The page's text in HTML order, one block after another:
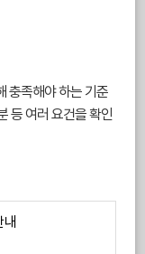
충족해야 하는 기준
등 여러 요건을 확인